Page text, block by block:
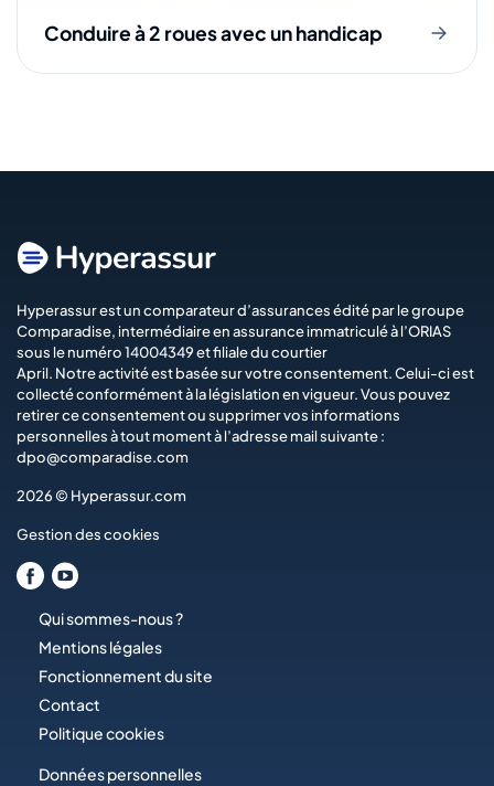
Conduire à 2 roues avec un handicap
Hyperassur est un comparateur d’assurances édité par le groupe
Comparadise, intermédiaire en assurance immatriculé à l’ORIAS
sous le numéro 14004349 et filiale du courtier
April. Notre activité est basée sur votre consentement. Celui-ci est
collecté conformément à la législation en vigueur. Vous pouvez
retirer ce consentement ou supprimer vos informations
personnelles à tout moment à l’adresse mail suivante :
dpo@comparadise.com
2026 © Hyperassur.com
Gestion des cookies
Qui sommes-nous ?
Mentions légales
Fonctionnement du site
Contact
Politique cookies
Données personnelles